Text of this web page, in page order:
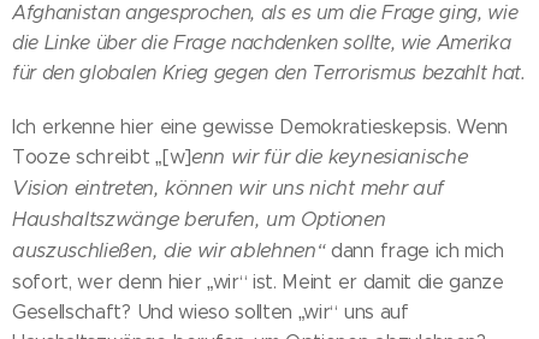
Afghanistan angesprochen, als es um die Frage ging, wie
die Linke über die Frage nachdenken sollte, wie Amerika
für den globalen Krieg gegen den Terrorismus bezahlt hat.
Ich erkenne hier eine gewisse Demokratieskepsis. Wenn
Tooze schreibt „[w]enn wir für die keynesianische
Vision eintreten, können wir uns nicht mehr auf
Haushaltszwänge berufen, um Optionen
auszuschließen, die wir ablehnen“dann frage ich mich
sofort, wer denn hier „wir“ ist. Meint er damit die ganze
Gesellschaft? Und wieso sollten „wir“ uns auf